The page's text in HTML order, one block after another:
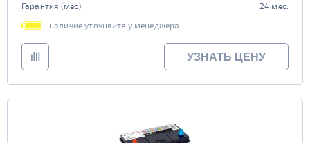
Гарантия (мес)
24 мес.
наличие уточняйте у менеджера
УЗНАТЬ ЦЕНУ